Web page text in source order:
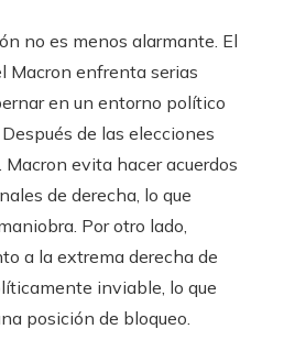
no es menos alarmante. El
Macron enfrenta serias
en un entorno político
de las elecciones
evita hacer acuerdos
de derecha, lo que
Por otro lado,
a la extrema derecha de
inviable, lo que
posición de bloqueo.